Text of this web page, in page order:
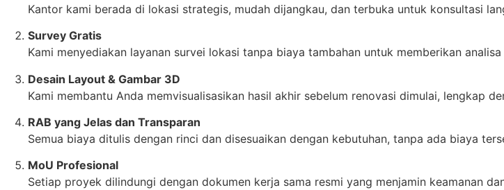
Kantor kami berada di lokasi strategis, mudah dijangkau, dan terbuka untuk konsultasi
Survey Gratis
Kami menyediakan layanan survei lokasi tanpa biaya tambahan untuk memberikan
Desain Layout & Gambar 3D
Kami membantu Anda memvisualisasikan hasil akhir sebelum renovasi dimulai, lengkap
RAB yang Jelas dan Transparan
Semua biaya ditulis dengan rinci dan disesuaikan dengan kebutuhan, tanpa ada biaya
MoU Profesional
Setiap proyek dilindungi dengan dokumen kerja sama resmi yang menjamin keamanan